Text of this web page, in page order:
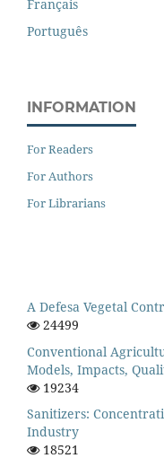
Français
Português
INFORMATION
For Readers
For Authors
For Librarians
A Defesa Vegetal
24499
Conventional
Models, Impacts,
19234
Sanitizers:
Industry
18521